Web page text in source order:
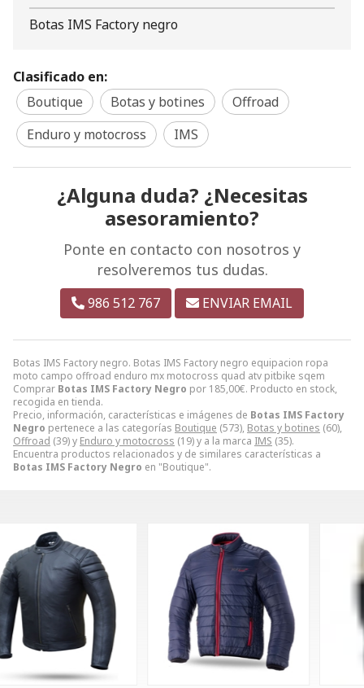
Botas IMS Factory negro. Botas IMS Factory negro equipacion ropa
moto campo offroad enduro mx motocross quad atv pitbike sqem
Comprar Botas IMS Factory Negro por 185,00€. Producto en stock,
recogida en tienda.
Precio, información, características e imágenes de Botas IMS Factory
Negro pertenece a las categorías Boutique (573), Botas y botines (60),
Offroad (39) y Enduro y motocross (19) y a la marca IMS (35).
Encuentra productos relacionados y de similares características a
Botas IMS Factory Negro en "Boutique".
Botas IMS Factory negro
Clasificado en:
Boutique
Botas y botines
Offroad
Enduro y motocross
IMS
¿Alguna duda? ¿Necesitas
asesoramiento?
Ponte en contacto con nosotros y
resolveremos tus dudas.
986 512 767 ENVIAR EMAIL